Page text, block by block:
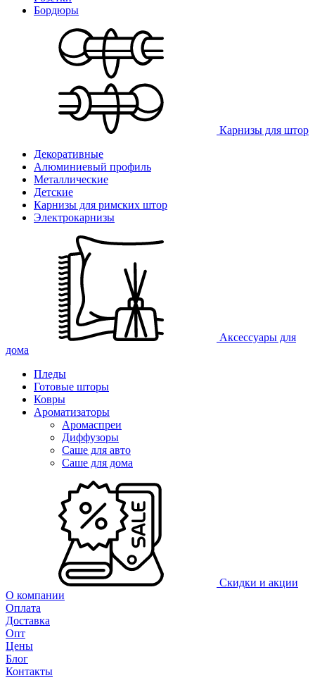
Бордюры
Карнизы для штор
Декоративные
Алюминиевый профиль
Металлические
Детские
Карнизы для римских штор
Электрокарнизы
Аксессуары для
дома
Пледы
Готовые шторы
Ковры
Ароматизаторы
Аромаспреи
Диффузоры
Саше для авто
Саше для дома
Скидки и акции
О компании
Оплата
Доставка
Опт
Цены
Блог
Контакты